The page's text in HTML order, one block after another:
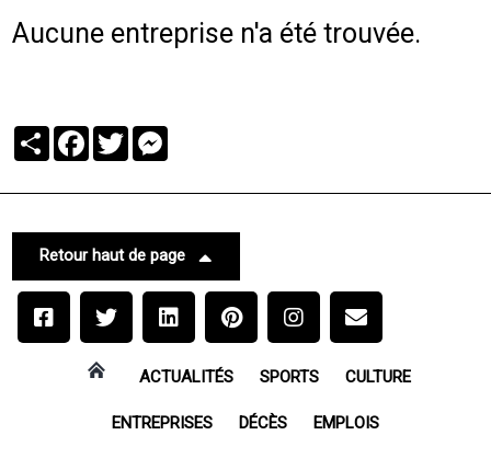
Aucune entreprise n'a été trouvée.
PartagerFacebook
Twitter
Retour haut de page
ACTUALITÉS SPORTS CULTURE
ENTREPRISES DÉCÈS EMPLOIS